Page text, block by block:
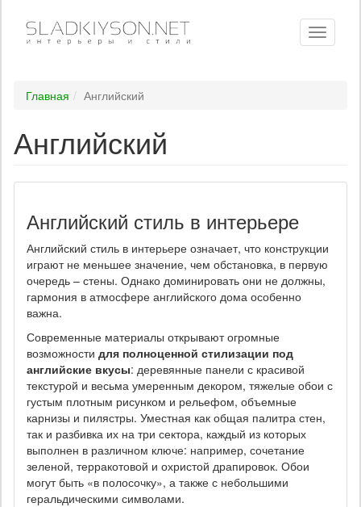
Toggle
Главная Английский
Английский
Английский стиль в интерьере
Английский стиль в интерьере означает, что конструкции
играют не меньшее значение, чем обстановка, в первую
очередь – стены. Однако доминировать они не должны,
гармония в атмосфере английского дома особенно
важна.
Современные материалы открывают огромные
возможности для полноценной стилизации под
английские вкусы: деревянные панели с красивой
текстурой и весьма умеренным декором, тяжелые обои с
густым плотным рисунком и рельефом, объемные
карнизы и пилястры. Уместная как общая палитра стен,
так и разбивка их на три сектора, каждый из которых
выполнен в различном ключе: например, сочетание
зеленой, терракотовой и охристой драпировок. Обои
могут быть «в полосочку», а также с небольшими
геральдическими символами.